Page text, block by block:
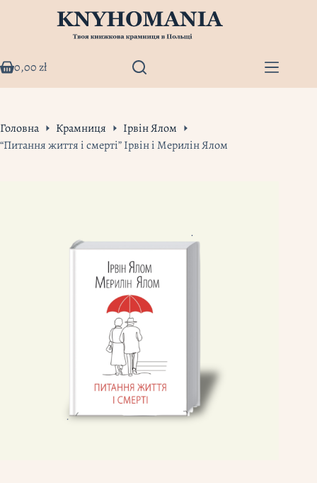
Кошик
0,00zł
Головна Крамниця
Ірвін Ялом
“Питання життя і смерті” Ірвін і Мерилін Ялом